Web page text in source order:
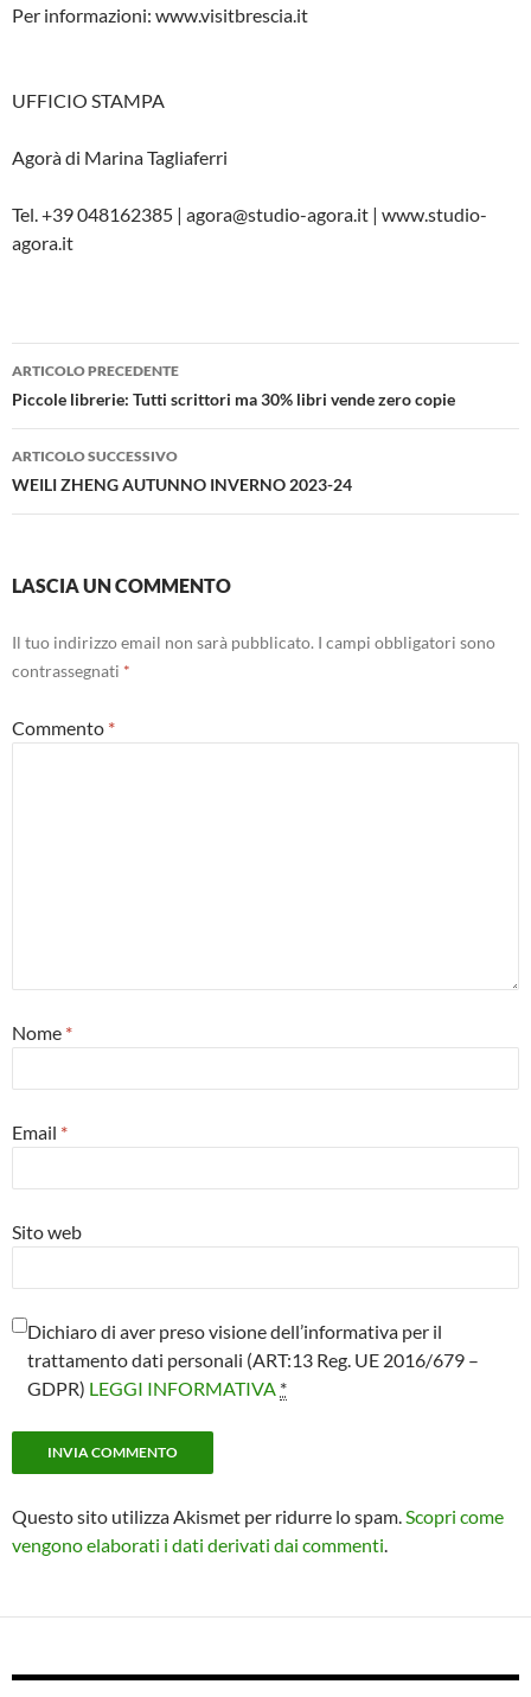
Per informazioni: www.visitbrescia.it
UFFICIO STAMPA
Agorà di Marina Tagliaferri
Tel. +39 048162385 | agora@studio-agora.it | www.studio-
agora.it
Navigazione
articolo
ARTICOLO PRECEDENTE
Piccole librerie: Tutti scrittori ma 30% libri vende zero copie
ARTICOLO SUCCESSIVO
WEILI ZHENG AUTUNNO INVERNO 2023-24
LASCIA UN COMMENTO
Il tuo indirizzo email non sarà pubblicato. I campi obbligatori sono
contrassegnati *
Commento *
Nome *
Email *
Sito web
Dichiaro di aver preso visione dell’informativa per il
trattamento dati personali (ART:13 Reg. UE 2016/679 –
GDPR) LEGGI INFORMATIVA *
Questo sito utilizza Akismet per ridurre lo spam. Scopri come
vengono elaborati i dati derivati dai commenti